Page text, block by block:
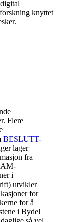
knyttet
Flere
BESLUTT-
lager
fra
i
utvikler
for
for å
i Bydel